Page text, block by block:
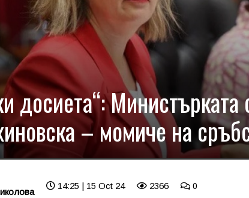
досиета“: Министърката
– момиче на
14:25 | 15 Oct 24 2366 0